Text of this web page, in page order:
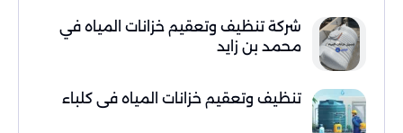
شركة تنظيف وتعقيم خزانات المياه في
محمد بن زايد
تنظيف وتعقيم خزانات المياه في كلباء